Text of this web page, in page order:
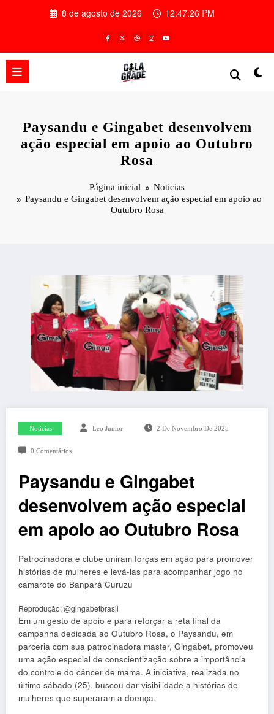
8 de agosto de 2026 12:47:27 PM
Paysandu e Gingabet desenvolvem
ação especial em apoio ao Outubro
Rosa
Página inicial
Noticias
Paysandu e Gingabet desenvolvem ação especial em apoio ao
Outubro Rosa
Noticias Leo Junior 2 De Novembro De 2025
0 Comentários
Paysandu e Gingabet
desenvolvem ação especial
em apoio ao Outubro Rosa
Patrocinadora e clube uniram forças em ação para promover
histórias de mulheres e levá-las para acompanhar jogo no
camarote do Banpará Curuzu
Reprodução: @gingabetbrasil
Em um gesto de apoio e para reforçar a reta final da
campanha dedicada ao Outubro Rosa, o Paysandu, em
parceria com sua patrocinadora master, Gingabet, promoveu
uma ação especial de conscientização sobre a importância
do controle do câncer de mama. A iniciativa, realizada no
último sábado (25), buscou dar visibilidade a histórias de
mulheres que superaram a doença.